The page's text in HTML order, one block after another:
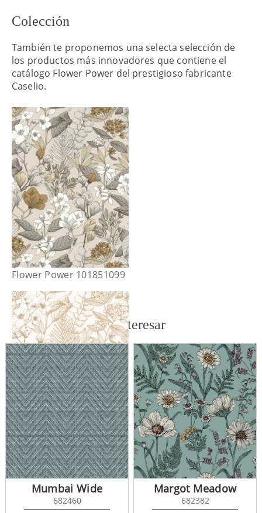
Colección
También te proponemos una selecta selección de
los productos más innovadores que contiene el
catálogo Flower Power del prestigioso fabricante
Caselio.
Flower Power 101851099
Flower Power 101852010
También te puede interesar
Mumbai Wide
682460
Margot Meadow
682382